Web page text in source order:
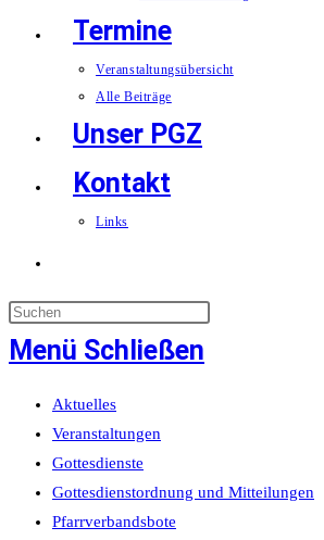
Termine
Veranstaltungsübersicht
Alle Beiträge
Unser PGZ
Kontakt
Links
Suche
umschalten
Menü Schließen
Aktuelles
Veranstaltungen
Gottesdienste
Gottesdienstordnung und Mitteilungen
Pfarrverbandsbote